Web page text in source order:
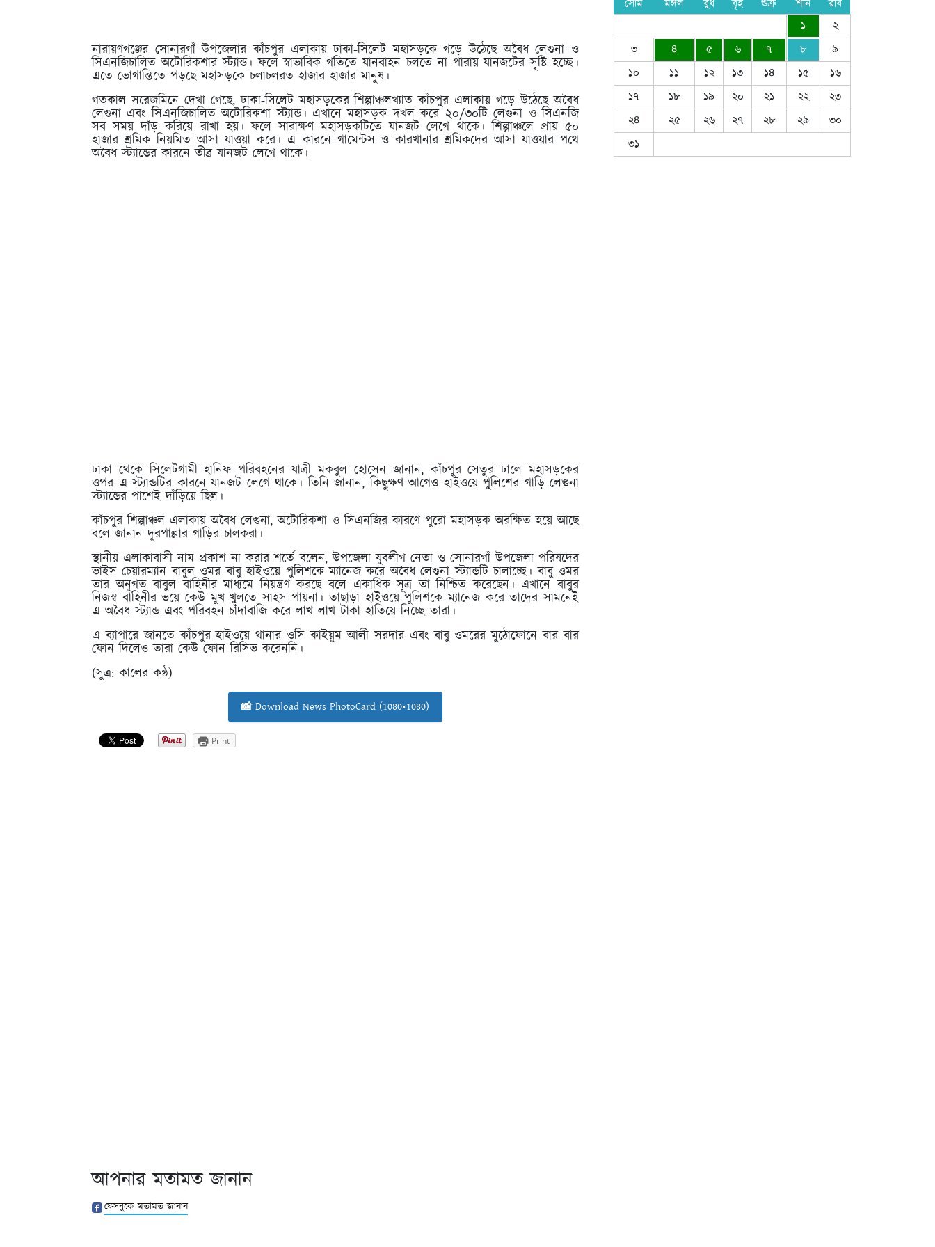
নারায়ণগঞ্জের সোনারগাঁ উপজেলার কাঁচপুর এলাকায় ঢাকা-সিলেট মহাসড়কে গড়ে উঠেছে অবৈধ লেগুনা ও
সিএনজিচালিত অটোরিকশার স্ট্যান্ড। ফলে স্বাভাবিক গতিতে যানবাহন চলতে না পারায় যানজটের সৃষ্টি হচ্ছে।
এতে ভোগান্তিতে পড়ছে মহাসড়কে চলাচলরত হাজার হাজার মানুষ।
গতকাল সরেজমিনে দেখা গেছে, ঢাকা-সিলেট মহাসড়কের শিল্পাঞ্চলখ্যাত কাঁচপুর এলাকায় গড়ে উঠেছে অবৈধ
লেগুনা এবং সিএনজিচালিত অটোরিকশা স্ট্যান্ড। এখানে মহাসড়ক দখল করে ২০/৩০টি লেগুনা ও সিএনজি
সব সময় দাঁড় করিয়ে রাখা হয়। ফলে সারাক্ষণ মহাসড়কটিতে যানজট লেগে থাকে। শিল্পাঞ্চলে প্রায় ৫০
হাজার শ্রমিক নিয়মিত আসা যাওয়া করে। এ কারনে গামেন্টস ও কারখানার শ্রমিকদের আসা যাওয়ার পথে
অবৈধ স্ট্যান্ডের কারনে তীব্র যানজট লেগে থাকে।
ঢাকা থেকে সিলেটগামী হানিফ পরিবহনের যাত্রী মকবুল হোসেন জানান, কাঁচপুর সেতুর ঢালে মহাসড়কের
ওপর এ স্ট্যান্ডটির কারনে যানজট লেগে থাকে। তিনি জানান, কিছুক্ষণ আগেও হাইওয়ে পুলিশের গাড়ি লেগুনা
স্ট্যান্ডের পাশেই দাঁড়িয়ে ছিল।
কাঁচপুর শিল্পাঞ্চল এলাকায় অবৈধ লেগুনা, অটোরিকশা ও সিএনজির কারণে পুরো মহাসড়ক অরক্ষিত হয়ে আছে
বলে জানান দূরপাল্লার গাড়ির চালকরা।
স্থানীয় এলাকাবাসী নাম প্রকাশ না করার শর্তে বলেন, উপজেলা যুবলীগ নেতা ও সোনারগাঁ উপজেলা পরিষদের
ভাইস চেয়ারম্যান বাবুল ওমর বাবু হাইওয়ে পুলিশকে ম্যানেজ করে অবৈধ লেগুনা স্ট্যান্ডটি চালাচ্ছে। বাবু ওমর
তার অনুগত বাবুল বাহিনীর মাধ্যমে নিয়ন্ত্রণ করছে বলে একাধিক সূত্র তা নিশ্চিত করেছেন। এখানে বাবুর
নিজস্ব বাহিনীর ভয়ে কেউ মুখ খুলতে সাহস পায়না। তাছাড়া হাইওয়ে পুলিশকে ম্যানেজ করে তাদের সামনেই
এ অবৈধ স্ট্যান্ড এবং পরিবহন চাঁদাবাজি করে লাখ লাখ টাকা হাতিয়ে নিচ্ছে তারা।
এ ব্যাপারে জানতে কাঁচপুর হাইওয়ে থানার ওসি কাইয়ুম আলী সরদার এবং বাবু ওমরের মুঠোফোনে বার বার
ফোন দিলেও তারা কেউ ফোন রিসিভ করেননি।
(সুত্র: কালের কন্ঠ)
📸 Download News PhotoCard (1080×1080)
Print
আপনার মতামত জানান
ফেসবুকে মতামত জানান
সোম মঙ্গল বুধ বৃহ শুক্র শনি
রবি
১
২
৩
৪ ৫ ৬ ৭ ৮
৯
১০
১১ ১২ ১৩ ১৪ ১৫
১৬
১৭
১৮ ১৯ ২০ ২১ ২২
২৩
২৪
২৫ ২৬ ২৭ ২৮ ২৯
৩০
৩১